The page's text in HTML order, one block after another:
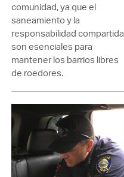
comunidad, ya que el
saneamiento y la
responsabilidad compartida
son esenciales para
mantener los barrios libres
de roedores.